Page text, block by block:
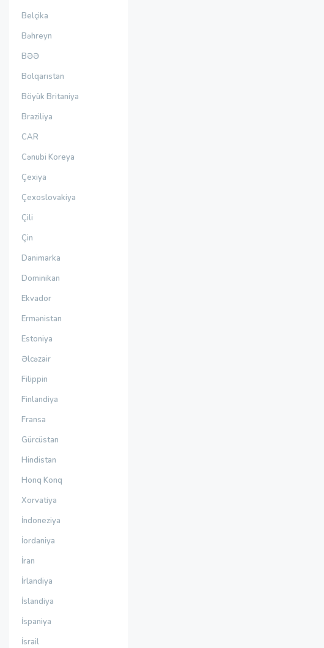
Belçika
Bəhreyn
BƏƏ
Bolqarıstan
Böyük Britaniya
Braziliya
CAR
Cənubi Koreya
Çexiya
Çexoslovakiya
Çili
Çin
Danimarka
Dominikan
Ekvador
Ermənistan
Estoniya
Əlcəzair
Filippin
Finlandiya
Fransa
Gürcüstan
Hindistan
Honq Konq
Xorvatiya
İndoneziya
İordaniya
İran
İrlandiya
İslandiya
İspaniya
İsrail